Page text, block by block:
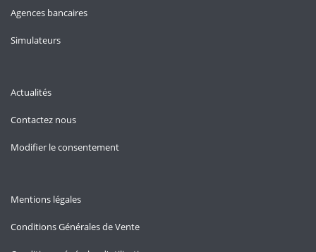
Agences bancaires
Simulateurs
Actualités
Contactez nous
Modifier le consentement
Mentions légales
Conditions Générales de Vente